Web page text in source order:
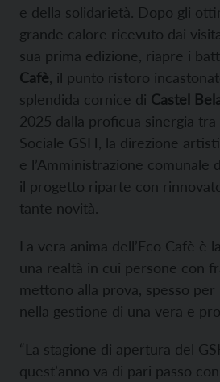
e della solidarietà. Dopo gli
grande calore ricevuto dai
sua prima edizione, riapre i
Cafè , il punto ristoro
splendida cornice di Castel
2025 dalla proficua sinergia
Sociale GSH, la direzione
e l’Amministrazione comunale
il progetto riparte con
tante novità.
La vera anima dell’Eco Cafè è
una realtà in cui persone con
mettono alla prova, spesso per
nella gestione di una vera e
“La stagione di apertura del
quest’anno va di pari passo